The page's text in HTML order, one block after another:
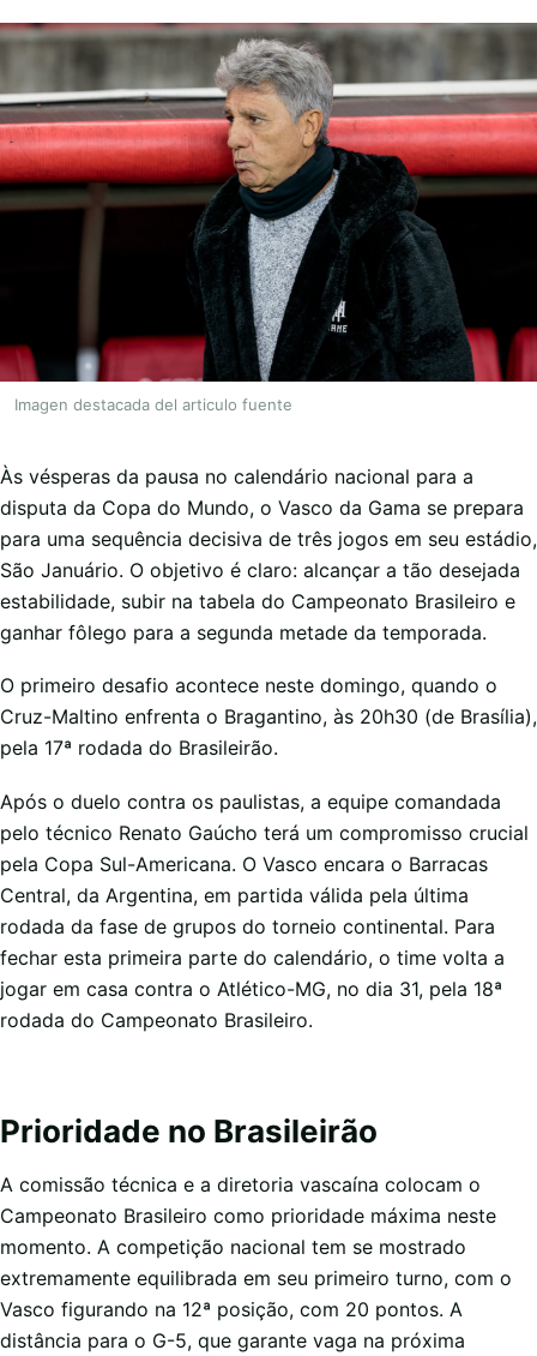
Imagen destacada del articulo fuente
Às vésperas da pausa no calendário nacional para a
disputa da Copa do Mundo, o Vasco da Gama se prepara
para uma sequência decisiva de três jogos em seu estádio,
São Januário. O objetivo é claro: alcançar a tão desejada
estabilidade, subir na tabela do Campeonato Brasileiro e
ganhar fôlego para a segunda metade da temporada.
O primeiro desafio acontece neste domingo, quando o
Cruz-Maltino enfrenta o Bragantino, às 20h30 (de Brasília),
pela 17ª rodada do Brasileirão.
Após o duelo contra os paulistas, a equipe comandada
pelo técnico Renato Gaúcho terá um compromisso crucial
pela Copa Sul-Americana. O Vasco encara o Barracas
Central, da Argentina, em partida válida pela última
rodada da fase de grupos do torneio continental. Para
fechar esta primeira parte do calendário, o time volta a
jogar em casa contra o Atlético-MG, no dia 31, pela 18ª
rodada do Campeonato Brasileiro.
Prioridade no Brasileirão
A comissão técnica e a diretoria vascaína colocam o
Campeonato Brasileiro como prioridade máxima neste
momento. A competição nacional tem se mostrado
extremamente equilibrada em seu primeiro turno, com o
Vasco figurando na 12ª posição, com 20 pontos. A
distância para o G-5, que garante vaga na próxima